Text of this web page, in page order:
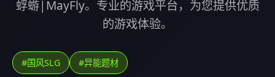
蜉蝣|MayFly。专业的游戏平台，为您提供优质
的游戏体验。
#国风SLG #异能题材